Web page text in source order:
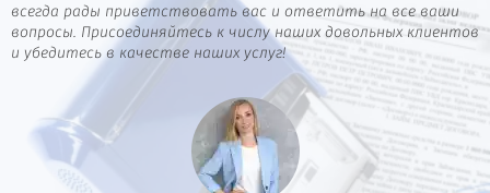
всегда рады приветствовать вас и ответить на все ваши
вопросы. Присоединяйтесь к числу наших довольных клиентов
и убедитесь в качестве наших услуг!